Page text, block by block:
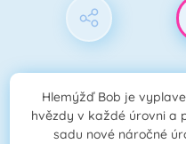
Hlemýžď Bob je
hvězdy v každé úrovni a
sadu nové náročné